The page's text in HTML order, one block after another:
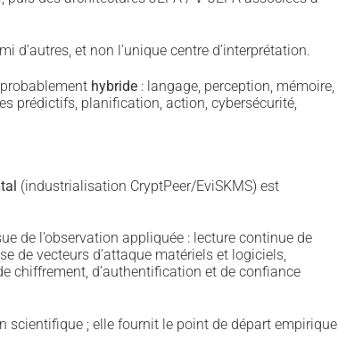
d’autres, et non l’unique centre d’interprétation.
hybride: langage, perception, mémoire,
prédictifs, planification, action, cybersécurité,
(industrialisation CryptPeer/EviSKMS) est
de l’observation appliquée : lecture continue de
de vecteurs d’attaque matériels et logiciels,
chiffrement, d’authentification et de confiance
scientifique ; elle fournit le point de départ empirique